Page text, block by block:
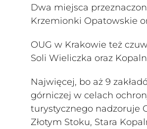
Dwa miejsca
Krzemionki Opatowskie
OUG w Krakowie też
Soli Wieliczka oraz
Najwięcej, bo aż 9
górniczej w celach
turystycznego nadzoruje
Złotym Stoku, Stara